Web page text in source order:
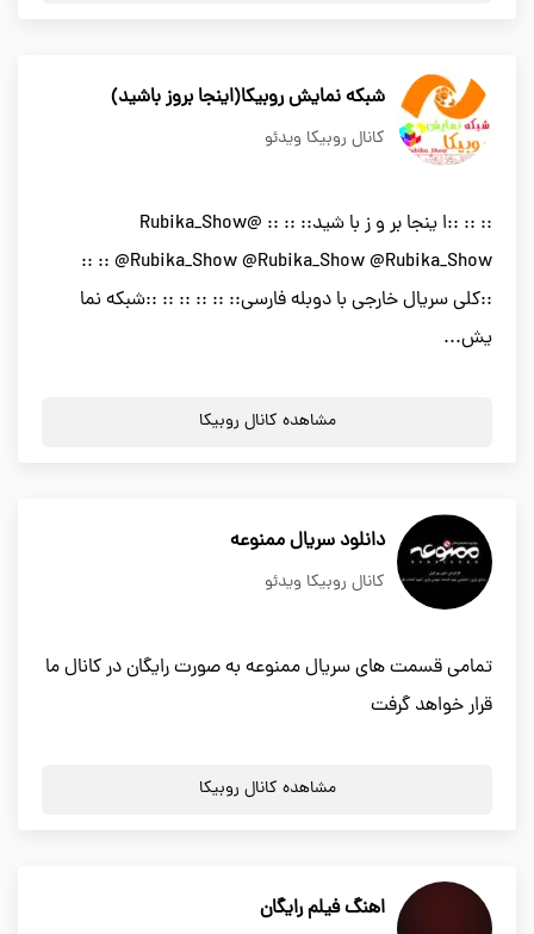
شبکه نمایش روبیکا(اینجا بروز باشید)
کانال روبیکا ویدئو
:: :: ::ا ینجا بر و ز با شید:: :: :: @Rubika_Show
@Rubika_Show @Rubika_Show @Rubika_Show :: ::
::کلی سریال خارجی با دوبله فارسی:: :: :: :: :: ::شبکه نما
یش...
مشاهده کانال روبیکا
دانلود سریال ممنوعه
کانال روبیکا ویدئو
تمامی قسمت های سریال ممنوعه به صورت رایگان در کانال ما
قرار خواهد گرفت
مشاهده کانال روبیکا
اهنگ فیلم رایگان